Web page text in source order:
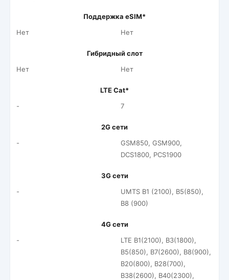
Поддержка eSIM*
Нет
Нет
Гибридный слот
Нет
Нет
LTE Cat*
-
7
2G сети
-
GSM850, GSM900,
DCS1800, PCS1900
3G сети
-
UMTS B1 (2100), B5(850),
B8 (900)
4G сети
-
LTE B1(2100), B3(1800),
B5(850), B7(2600), B8(900),
B20(800), B28(700),
B38(2600), B40(2300),